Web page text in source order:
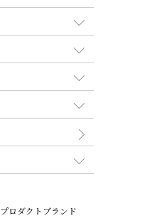
プロダクトブランド